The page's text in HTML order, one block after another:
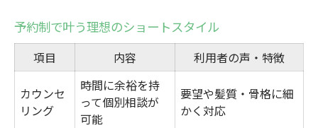
予約制で叶う理想のショートスタイル
項目 内容 利用者の声・特徴
カウンセ
リング
時間に余裕を持
って個別相談が
可能
要望や髪質・骨格に細
かく対応